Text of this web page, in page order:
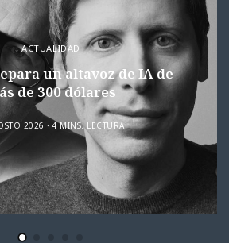
ACTUALIDAD
un altavoz de IA de
de 300 dólares
2026 4 MINS. LECTURA